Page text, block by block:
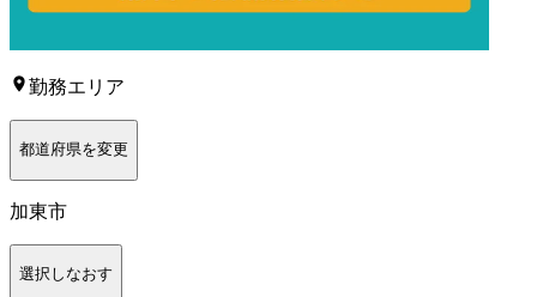
勤務エリア
都道府県を変更
加東市
選択しなおす